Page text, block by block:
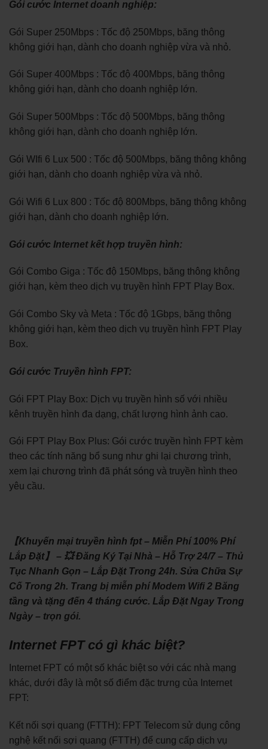
Gói cước Internet doanh nghiệp:
Gói Super 250Mbps : Tốc độ 250Mbps, băng thông
không giới hạn, dành cho doanh nghiệp vừa và nhỏ.
Gói Super 400Mbps : Tốc độ 400Mbps, băng thông
không giới hạn, dành cho doanh nghiệp lớn.
Gói Super 500Mbps : Tốc độ 500Mbps, băng thông
không giới hạn, dành cho doanh nghiệp lớn.
Gói WIfi 6 Lux 500 : Tốc độ 500Mbps, băng thông không
giới hạn, dành cho doanh nghiệp vừa và nhỏ.
Gói Wifi 6 Lux 800 : Tốc độ 800Mbps, băng thông không
giới hạn, dành cho doanh nghiệp lớn.
Gói cước Internet kết hợp truyền hình:
Gói Combo Giga : Tốc độ 150Mbps, băng thông không
giới hạn, kèm theo dịch vụ truyền hình FPT Play Box.
Gói Combo Sky và Meta : Tốc độ 1Gbps, băng thông
không giới hạn, kèm theo dịch vụ truyền hình FPT Play
Box.
Gói cước Truyền hình FPT:
Gói FPT Play Box: Dịch vụ truyền hình số với nhiều
kênh truyền hình đa dạng, chất lượng hình ảnh cao.
Gói FPT Play Box Plus: Gói cước truyền hình FPT kèm
theo các tính năng bổ sung như ghi lại chương trình,
xem lại chương trình đã phát sóng và truyền hình theo
yêu cầu.
【Khuyến mại truyền hình fpt – Miễn Phí 100% Phí
Lắp Đặt】 – 💥 Đăng Ký Tại Nhà – Hỗ Trợ 24/7 – Thủ
Tục Nhanh Gọn – Lắp Đặt Trong 24h. Sửa Chữa Sự
Cố Trong 2h. Trang bị miễn phí Modem Wifi 2 Băng
tầng và tặng đến 4 tháng cước. Lắp Đặt Ngay Trong
Ngày – trọn gói.
Internet FPT có gì khác biệt?
Internet FPT có một số khác biệt so với các nhà mạng
khác, dưới đây là một số điểm đặc trưng của Internet
FPT:
Kết nối sợi quang (FTTH): FPT Telecom sử dụng công
nghệ kết nối sợi quang (FTTH) để cung cấp dịch vụ